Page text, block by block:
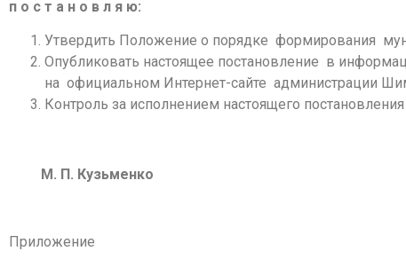
п о с т а н о в л я ю:
Утвердить Положение о порядке формирования
Опубликовать настоящее постановление в
на официальном Интернет-сайте администрации
Контроль за исполнением настоящего
М. П. Кузьменко
Приложение